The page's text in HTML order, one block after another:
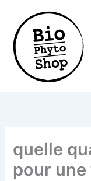
contenu
quelle
pour